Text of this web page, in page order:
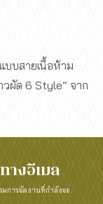
บบสายเนื้อห้าม
วผัด 6 Style” จาก
างอีเมล
การจัดงานที่กำลังจะ